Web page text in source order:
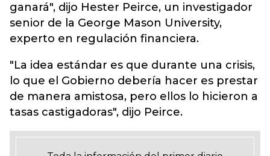
ganará", dijo Hester Peirce, un investigador
senior de la George Mason University,
experto en regulación financiera.
"La idea estándar es que durante una crisis,
lo que el Gobierno debería hacer es prestar
de manera amistosa, pero ellos lo hicieron a
tasas castigadoras", dijo Peirce.